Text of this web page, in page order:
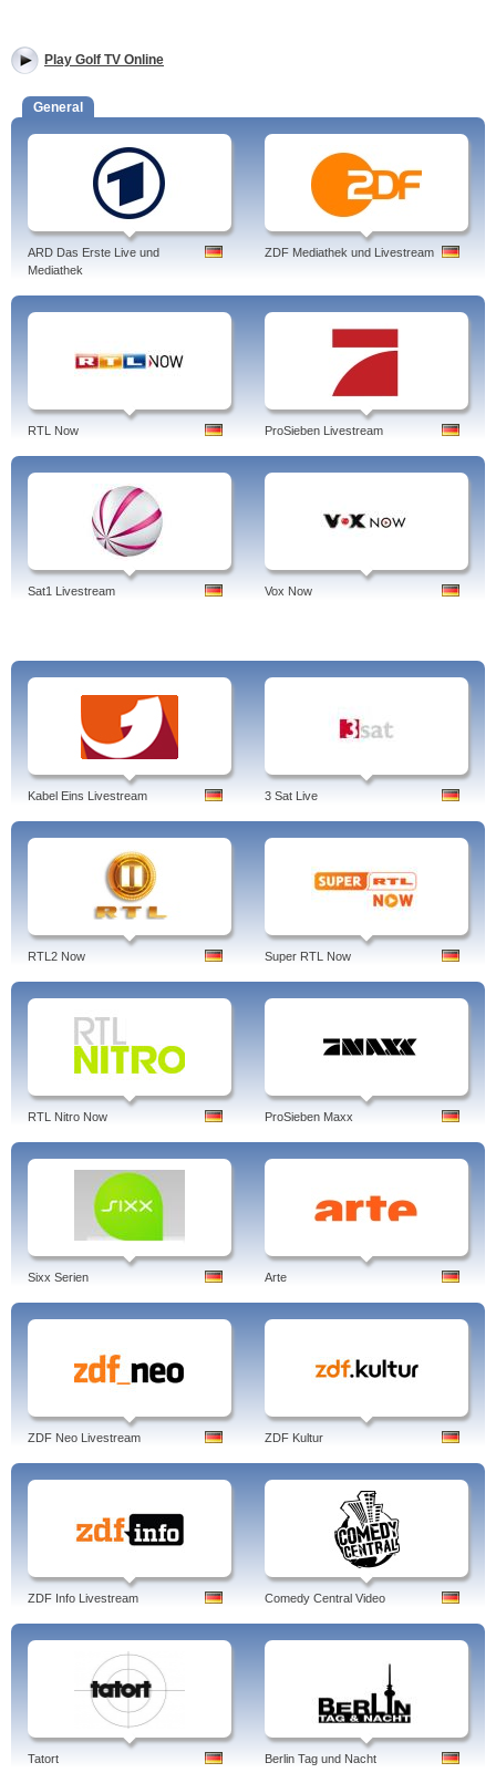
Play Golf TV Online
General
ARD Das Erste Live und
Mediathek
ZDF Mediathek und Livestream
RTL Now ProSieben Livestream
Sat1 Livestream Vox Now
Kabel Eins Livestream 3 Sat Live
RTL2 Now Super RTL Now
RTL Nitro Now ProSieben Maxx
Sixx Serien Arte
ZDF Neo Livestream ZDF Kultur
ZDF Info Livestream Comedy Central Video
Tatort Berlin Tag und Nacht